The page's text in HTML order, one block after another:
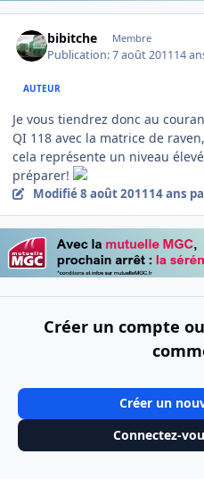
bibitche Membre
Publication:7 août 201114
AUTEUR
Je vous tiendrez donc au
QI 118 avec la matrice de
cela représente un niveau
préparer!
Modifié8 août 201114 ans
Créer un compte
Créer un
Connectez-